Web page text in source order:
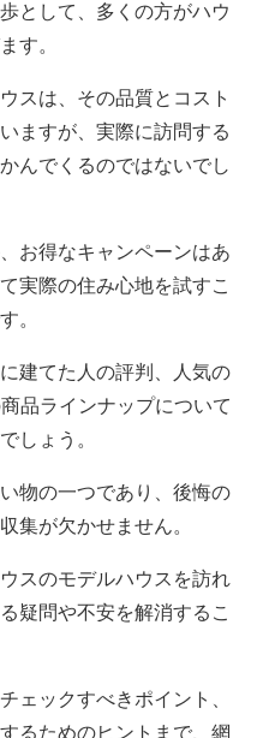
として、多くの方がハウ
す。
スは、その品質とコスト
ますが、実際に訪問する
んでくるのではないでし
お得なキャンペーンはあ
実際の住み心地を試すこ
。
建てた人の評判、人気の
品ラインナップについて
しょう。
物の一つであり、後悔の
集が欠かせません。
スのモデルハウスを訪れ
疑問や不安を解消するこ
ェックすべきポイント、
るためのヒントまで、網